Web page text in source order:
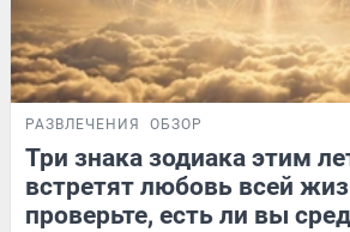
РАЗВЛЕЧЕНИЯ ОБЗОР
Три знака зодиака этим
встретят любовь всей
проверьте, есть ли вы